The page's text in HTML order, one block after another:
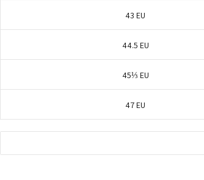
43 EU
44.5 EU
45⅓ EU
47 EU